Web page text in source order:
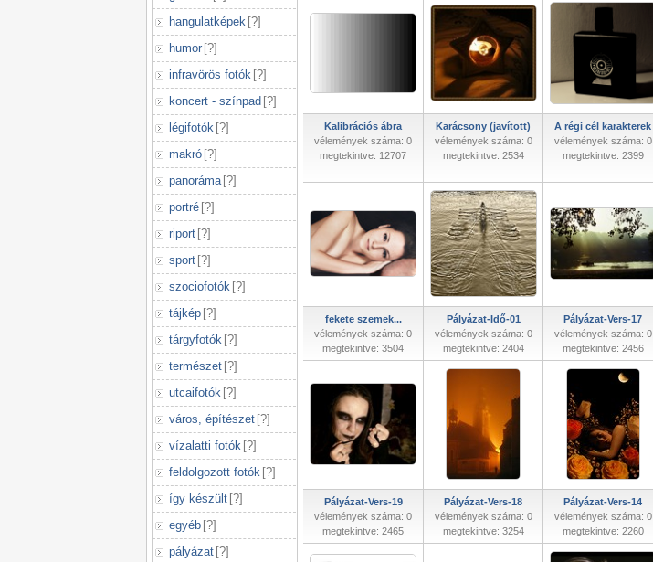
hangulatképek [?]
humor [?]
infravörös fotók [?]
koncert - színpad [?]
légifotók [?]
makró [?]
panoráma [?]
portré [?]
riport [?]
sport [?]
szociofotók [?]
tájkép [?]
tárgyfotók [?]
természet [?]
utcaifotók [?]
város, építészet [?]
vízalatti fotók [?]
feldolgozott fotók [?]
így készült [?]
egyéb [?]
pályázat [?]
Kalibrációs ábra
vélemények száma: 0
megtekintve: 12707
Karácsony (javított)
vélemények száma: 0
megtekintve: 2534
A régi cél karakterek
vélemények száma: 0
megtekintve: 2399
fekete szemek...
vélemények száma: 0
megtekintve: 3504
Pályázat-Idő-01
vélemények száma: 0
megtekintve: 2404
Pályázat-Vers-17
vélemények száma: 0
megtekintve: 2456
Pályázat-Vers-19
vélemények száma: 0
megtekintve: 2465
Pályázat-Vers-18
vélemények száma: 0
megtekintve: 3254
Pályázat-Vers-14
vélemények száma: 0
megtekintve: 2260